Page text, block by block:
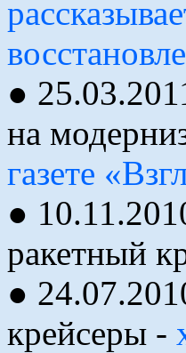
●
на
газете
●
ракетный
●
крейсеры -